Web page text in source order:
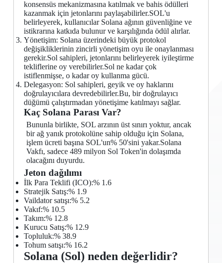
konsensüs mekanizmasına katılmak ve bahis ödülleri
kazanmak için jetonlarını paylaşabilirler.SOL'u
belirleyerek, kullanıcılar Solana ağının güvenliğine ve
istikrarına katkıda bulunur ve karşılığında ödül alırlar.
Yönetişim: Solana üzerindeki büyük protokol
değişikliklerinin zincirli yönetişim oyu ile onaylanması
gerekir.Sol sahipleri, jetonlarını belirleyerek iyileştirme
tekliflerine oy verebilirler.Sol ne kadar çok
istiflenmişse, o kadar oy kullanma gücü.
Delegasyon: Sol sahipleri, geyik ve oy haklarını
doğrulayıcılara devredebilirler.Bu, bir doğrulayıcı
düğümü çalıştırmadan yönetişime katılmayı sağlar.
Kaç Solana Parası Var?
Bununla birlikte, SOL arzının üst sınırı yoktur, ancak
bir ağ yanık protokolüne sahip olduğu için Solana,
işlem ücreti başına SOL'un% 50'sini yakar.Solana
Vakfı, sadece 489 milyon Sol Token'in dolaşımda
olacağını duyurdu.
Jeton dağılımı
İlk Para Teklifi (ICO):% 1.6
Stratejik Satış:% 1.9
Vaildator satışı:% 5.2
Vakıf:% 10.5
Takım:% 12.8
Kurucu Satış:% 12.9
Topluluk:% 38.9
Tohum satışı:% 16.2
Solana (Sol) neden değerlidir?